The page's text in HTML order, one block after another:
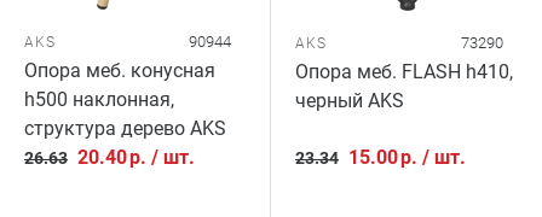
AKS 90944
Опора меб. конусная
h500 наклонная,
структура дерево AKS
26.63 20.40р. / шт.
AKS 73290
Опора меб. FLASH h410,
черный AKS
23.34 15.00р. / шт.